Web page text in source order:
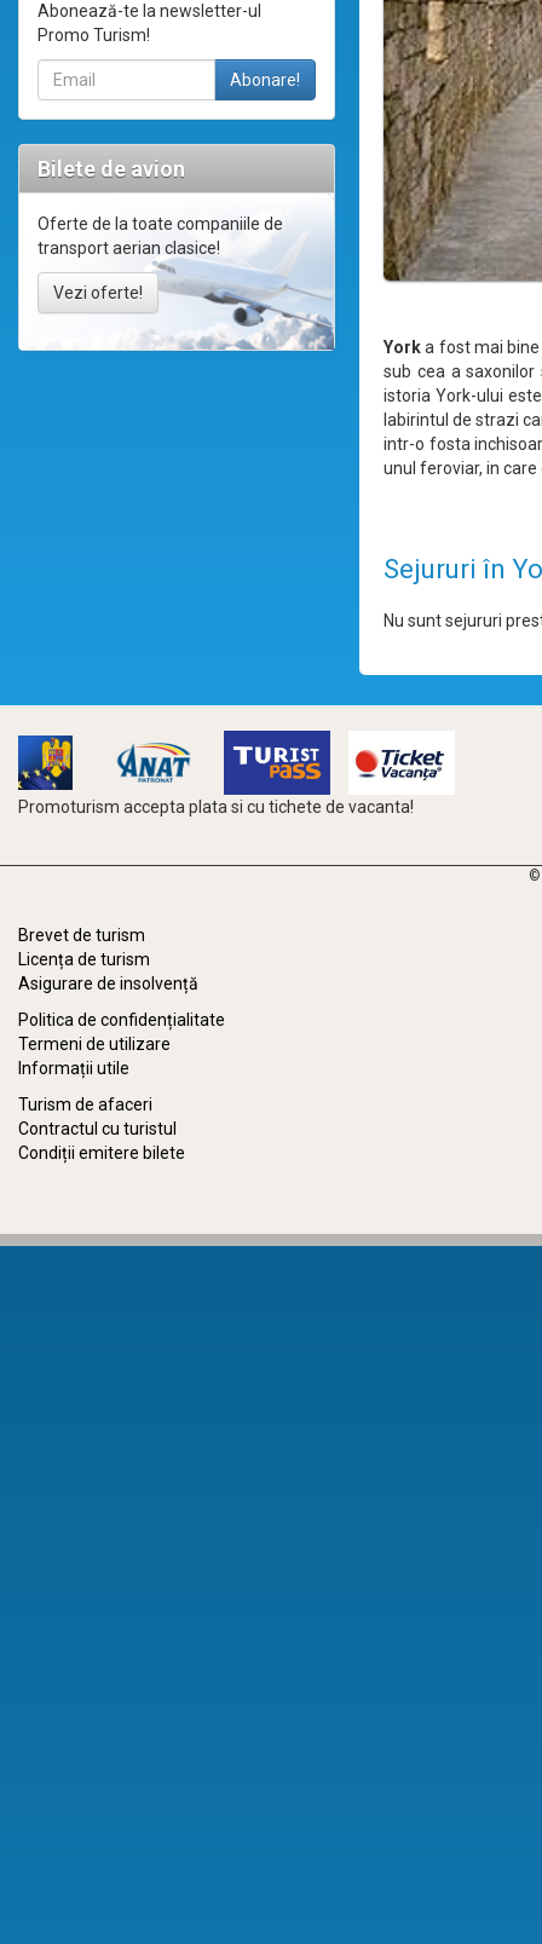
Abonează-te la newsletter-ul
Promo Turism!
Bilete de avion
Oferte de la toate companiile de
transport aerian clasice!
Vezi oferte!
Yorka fost mai
sub cea a saxonilor
istoria York-ului
labirintul de strazi
intr-o fosta
unul feroviar, in
Sejururi în
Nu sunt sejururi
Promoturism accepta plata si cu tichete de vacanta!
©
Brevet de turism
Licența de turism
Asigurare de insolvență
Politica de confidențialitate
Termeni de utilizare
Informații utile
Turism de afaceri
Contractul cu turistul
Condiții emitere bilete